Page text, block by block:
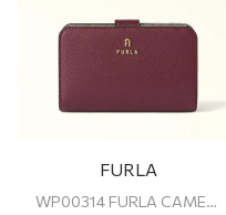
FURLA
WP00314 FURLA CAMELIA M COMPACT WALLET